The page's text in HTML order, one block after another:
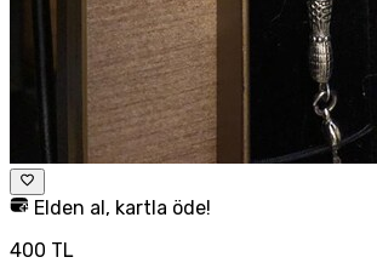
Elden al, kartla öde!
400 TL